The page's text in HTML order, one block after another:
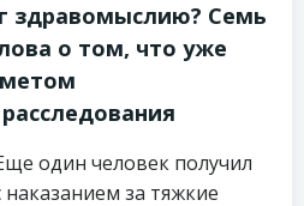
здравомыслию? Семь
о том, что уже
один человек получил
за тяжкие